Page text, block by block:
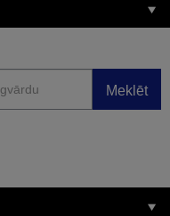
Meklēt